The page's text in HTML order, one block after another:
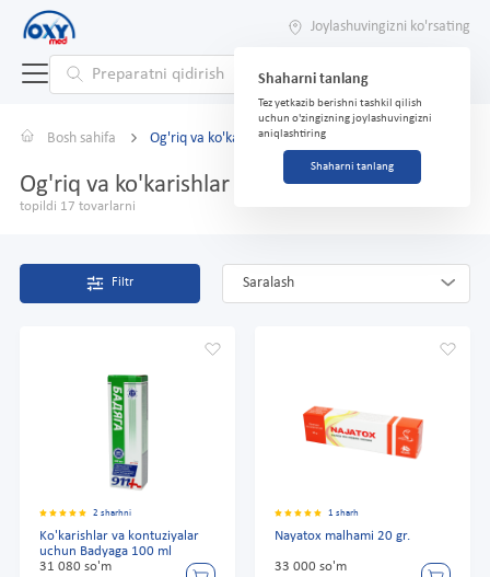
Joylashuvingizni ko'rsating
Shaharni tanlang
Tez yetkazib berishni tashkil qilish
uchun o'zingizning joylashuvingizni
aniqlashtiring
Shaharni tanlang
Bosh sahifa Og'riq va ko'karishlar uchun malhamlar
Og'riq va ko'karishlar uchun malhamlar
topildi 17 tovarlarni
Filtr Saralash
2 sharhni
Ko'karishlar va kontuziyalar
uchun Badyaga 100 ml
31 080 so'm
1 sharh
Nayatox malhami 20 gr.
33 000 so'm